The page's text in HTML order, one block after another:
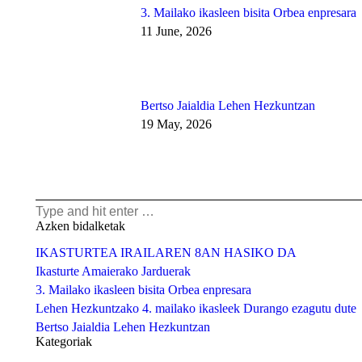
3. Mailako ikasleen bisita Orbea enpresara
11 June, 2026
Bertso Jaialdia Lehen Hezkuntzan
19 May, 2026
Search:
Azken bidalketak
IKASTURTEA IRAILAREN 8AN HASIKO DA
Ikasturte Amaierako Jarduerak
3. Mailako ikasleen bisita Orbea enpresara
Lehen Hezkuntzako 4. mailako ikasleek Durango ezagutu dute
Bertso Jaialdia Lehen Hezkuntzan
Kategoriak